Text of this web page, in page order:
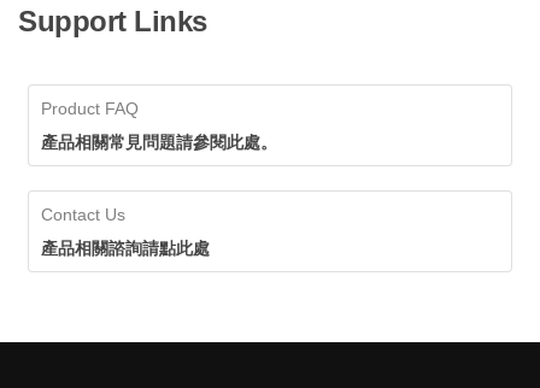
Support Links
Product FAQ
產品相關常見問題請參閱此處。
Contact Us
產品相關諮詢請點此處